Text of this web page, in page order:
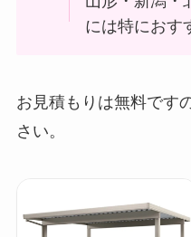
には特におす
お見積もりは無料です
さい。